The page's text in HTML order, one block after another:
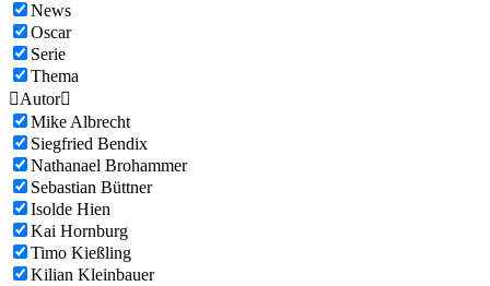
News
Oscar
Serie
Thema
Autor
Mike Albrecht
Siegfried Bendix
Nathanael Brohammer
Sebastian Büttner
Isolde Hien
Kai Hornburg
Timo Kießling
Kilian Kleinbauer